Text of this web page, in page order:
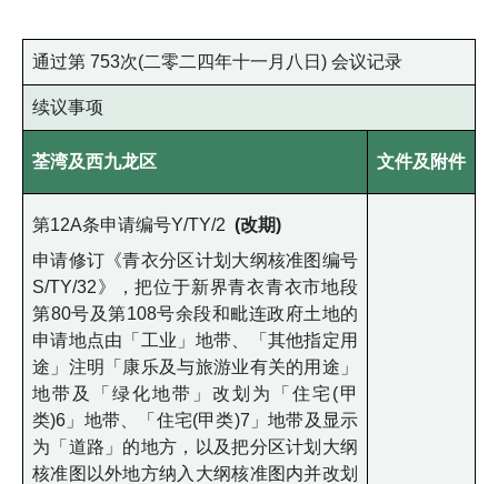
通过第 753次(二零二四年十一月八日) 会议记录
续议事项
荃湾及西九龙区 文件及附件
第12A条申请编号Y/TY/2 (改期)
申请修订《青衣分区计划大纲核准图编号
S/TY/32》，把位于新界青衣青衣市地段
第80号及第108号余段和毗连政府土地的
申请地点由「工业」地带、「其他指定用
途」注明「康乐及与旅游业有关的用途」
地带及「绿化地带」改划为「住宅(甲
类)6」地带、「住宅(甲类)7」地带及显示
为「道路」的地方，以及把分区计划大纲
核准图以外地方纳入大纲核准图内并改划